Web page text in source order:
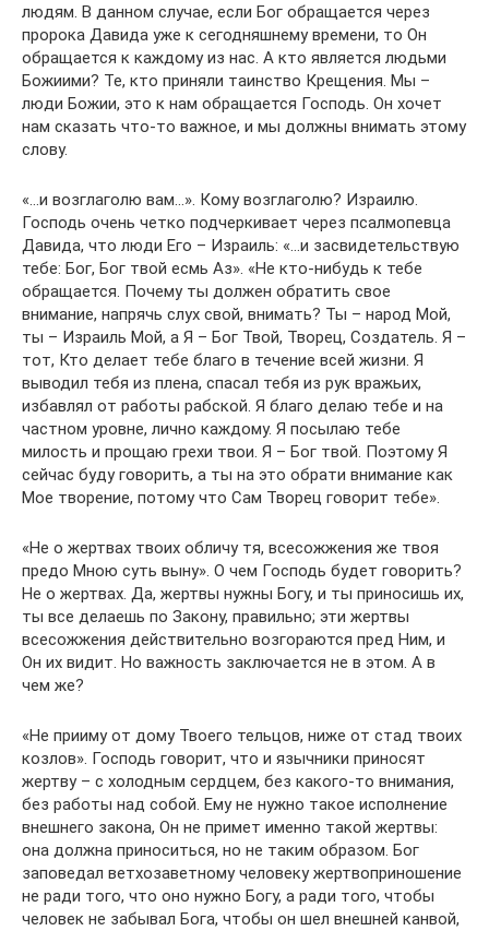
людям. В данном случае, если Бог обращается через
пророка Давида уже к сегодняшнему времени, то Он
обращается к каждому из нас. А кто является людьми
Божиими? Те, кто приняли таинство Крещения. Мы –
люди Божии, это к нам обращается Господь. Он хочет
нам сказать что-то важное, и мы должны внимать этому
слову.
«…и возглаголю вам…». Кому возглаголю? Израилю.
Господь очень четко подчеркивает через псалмопевца
Давида, что люди Его – Израиль: «…и засвидетельствую
тебе: Бог, Бог твой есмь Аз». «Не кто-нибудь к тебе
обращается. Почему ты должен обратить свое
внимание, напрячь слух свой, внимать? Ты – народ Мой,
ты – Израиль Мой, а Я – Бог Твой, Творец, Создатель. Я –
тот, Кто делает тебе благо в течение всей жизни. Я
выводил тебя из плена, спасал тебя из рук вражьих,
избавлял от работы рабской. Я благо делаю тебе и на
частном уровне, лично каждому. Я посылаю тебе
милость и прощаю грехи твои. Я – Бог твой. Поэтому Я
сейчас буду говорить, а ты на это обрати внимание как
Мое творение, потому что Сам Творец говорит тебе».
«Не о жертвах твоих обличу тя, всесожжения же твоя
предо Мною суть выну». О чем Господь будет говорить?
Не о жертвах. Да, жертвы нужны Богу, и ты приносишь их,
ты все делаешь по Закону, правильно; эти жертвы
всесожжения действительно возгораются пред Ним, и
Он их видит. Но важность заключается не в этом. А в
чем же?
«Не прииму от дому Твоего тельцов, ниже от стад твоих
козлов». Господь говорит, что и язычники приносят
жертву – с холодным сердцем, без какого-то внимания,
без работы над собой. Ему не нужно такое исполнение
внешнего закона, Он не примет именно такой жертвы:
она должна приноситься, но не таким образом. Бог
заповедал ветхозаветному человеку жертвоприношение
не ради того, что оно нужно Богу, а ради того, чтобы
человек не забывал Бога, чтобы он шел внешней канвой,